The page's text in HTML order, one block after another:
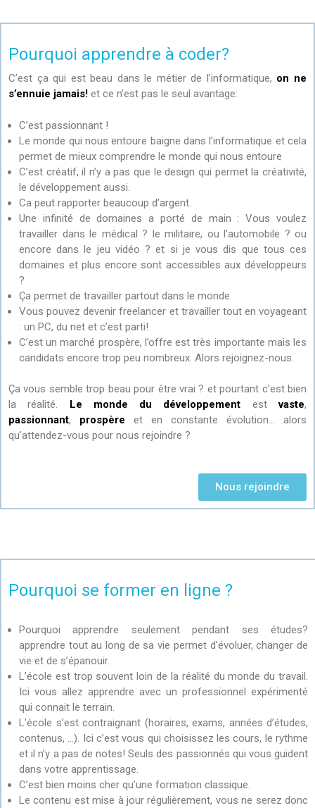
Pourquoi apprendre à coder?
C’est ça qui est beau dans le métier de l’informatique, on ne
s’ennuie jamais! et ce n’est pas le seul avantage:
C’est passionnant !
Le monde qui nous entoure baigne dans l’informatique et cela
permet de mieux comprendre le monde qui nous entoure
C’est créatif, il n’y a pas que le design qui permet la créativité,
le développement aussi.
Ca peut rapporter beaucoup d’argent.
Une infinité de domaines a porté de main : Vous voulez
travailler dans le médical ? le militaire, ou l’automobile ? ou
encore dans le jeu vidéo ? et si je vous dis que tous ces
domaines et plus encore sont accessibles aux développeurs
?
Ça permet de travailler partout dans le monde
Vous pouvez devenir freelancer et travailler tout en voyageant
: un PC, du net et c’est parti!
C’est un marché prospère, l’offre est très importante mais les
candidats encore trop peu nombreux. Alors rejoignez-nous.
Ça vous semble trop beau pour être vrai ? et pourtant c’est bien
la réalité.
Le monde du développement estvaste,
passionnant, prospère
et en constante évolution… alors
qu’attendez-vous pour nous rejoindre ?
Nous rejoindre
Pourquoi se former en ligne ?
Pourquoi apprendre seulement pendant ses études?
apprendre tout au long de sa vie permet d’évoluer, changer de
vie et de s’épanouir.
L’école est trop souvent loin de la réalité du monde du travail.
Ici vous allez apprendre avec un professionnel expérimenté
qui connait le terrain.
L’école s’est contraignant (horaires, exams, années d’études,
contenus, …). Ici c’est vous qui choisissez les cours, le rythme
et il n’y a pas de notes! Seuls des passionnés qui vous guident
dans votre apprentissage.
C’est bien moins cher qu’une formation classique.
Le contenu est mise à jour régulièrement, vous ne serez donc